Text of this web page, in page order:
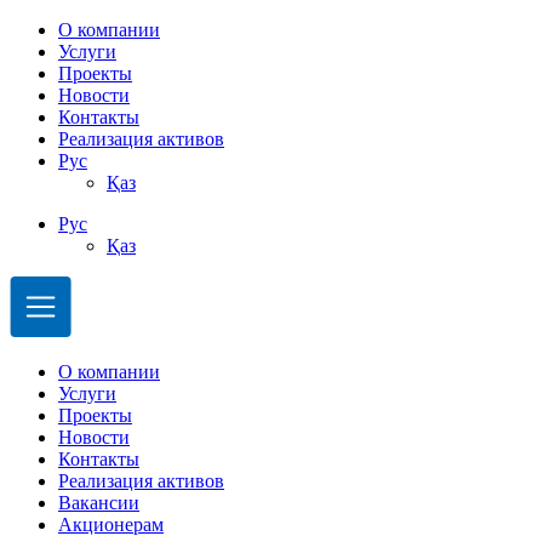
О компании
Услуги
Проекты
Новости
Контакты
Реализация активов
Рус
Қаз
Рус
Қаз
О компании
Услуги
Проекты
Новости
Контакты
Реализация активов
Вакансии
Акционерам